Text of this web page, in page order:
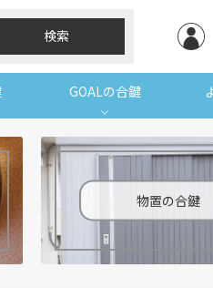
GOALの合鍵
物置の合鍵